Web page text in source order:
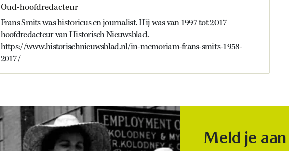
Oud-hoofdredacteur
Frans Smits was historicus en journalist. Hij was van 1997 tot 2017
hoofdredacteur van Historisch Nieuwsblad.
https://www.historischnieuwsblad.nl/in-memoriam-frans-smits-1958-
2017/
Meld je